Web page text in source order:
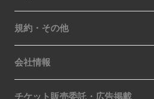
規約・その他
会社情報
チケット販売委託・広告掲載